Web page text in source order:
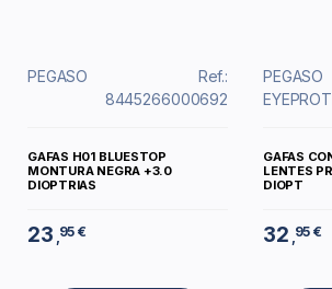
PEGASO
Ref.:
8445266000692
GAFAS H01 BLUESTOP
MONTURA NEGRA +3.0
DIOPTRIAS
23 95 €
PEGASO
GAFAS
LENTES
DIOPT
32 95 €